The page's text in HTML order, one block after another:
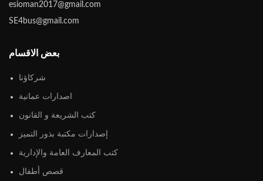
esioman2017@gmail.com
SE4bus@gmail.com
بعض الاقسام
شركاؤنا
اصدارات عمانية
كتب الشريعة و القانون
إصدارات مكتبة بذور التميز
كتب المعارف العامة والإدارية
قصص أطفال